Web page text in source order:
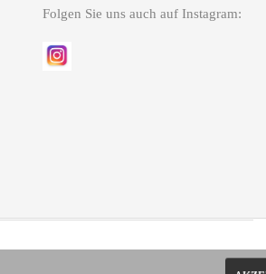
Folgen Sie uns auch auf Instagram: